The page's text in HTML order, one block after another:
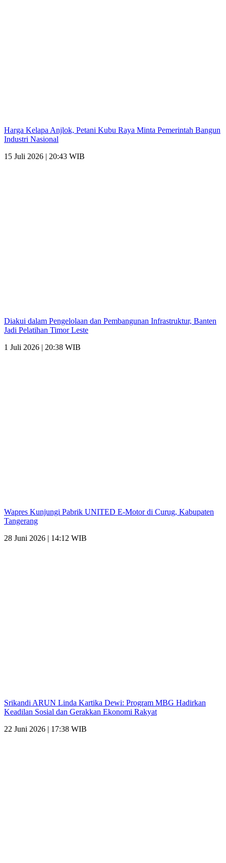
Harga Kelapa Anjlok, Petani Kubu Raya Minta Pemerintah Bangun
Industri Nasional
15 Juli 2026 | 20:43 WIB
Diakui dalam Pengelolaan dan Pembangunan Infrastruktur, Banten
Jadi Pelatihan Timor Leste
1 Juli 2026 | 20:38 WIB
Wapres Kunjungi Pabrik UNITED E-Motor di Curug, Kabupaten
Tangerang
28 Juni 2026 | 14:12 WIB
Srikandi ARUN Linda Kartika Dewi: Program MBG Hadirkan
Keadilan Sosial dan Gerakkan Ekonomi Rakyat
22 Juni 2026 | 17:38 WIB